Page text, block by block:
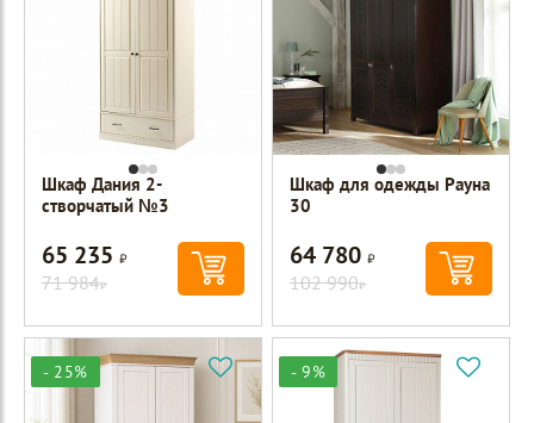
Шкаф Дания 2-
створчатый №3
65 235Р
71 984Р
Шкаф для одежды Рауна
30
64 780Р
102 990Р
- 25% - 9%